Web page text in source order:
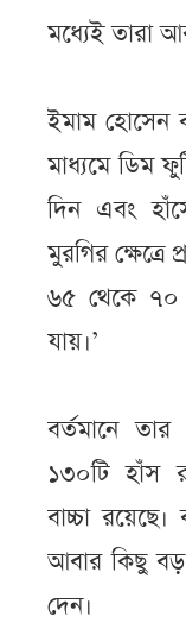
মধ্যেই তারা
ইমাম হোসেন
মাধ্যমে ডিম
দিন এবং
মুরগির ক্ষেত্রে
৬৫ থেকে ৭০
যায়।’
বর্তমানে তার
১৩০টি হাঁস
বাচ্চা
আবার কিছু
দেন।